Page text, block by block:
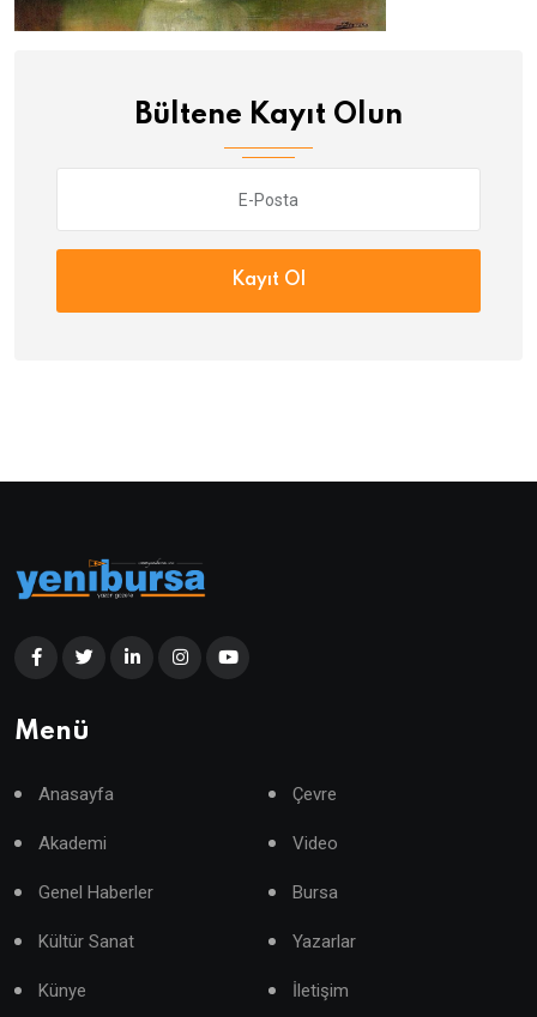
Bültene Kayıt Olun
Kayıt Ol
Menü
Anasayfa Çevre
Akademi Video
Genel Haberler Bursa
Kültür Sanat Yazarlar
Künye İletişim